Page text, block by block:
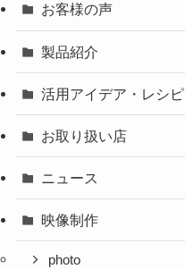
お客様の声
製品紹介
活用アイデア・レシピ
お取り扱い店
ニュース
映像制作
photo